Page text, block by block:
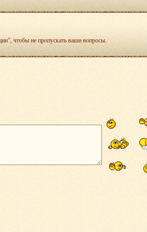
чтобы не пропускать ваши вопросы.